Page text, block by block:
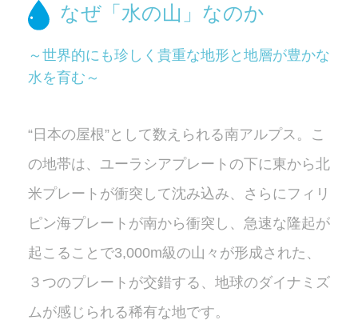
なぜ「水の山」なのか
～世界的にも珍しく貴重な地形と地層が豊かな
水を育む～
“日本の屋根”として数えられる南アルプス。こ
の地帯は、ユーラシアプレートの下に東から北
米プレートが衝突して沈み込み、さらにフィリ
ピン海プレートが南から衝突し、急速な隆起が
起こることで3,000m級の山々が形成された、
３つのプレートが交錯する、地球のダイナミズ
ムが感じられる稀有な地です。